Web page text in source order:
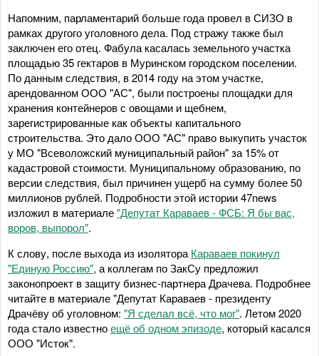
Напомним, парламентарий больше года провел в СИЗО в
рамках другого уголовного дела. Под стражу также был
заключен его отец. Фабула касалась земельного участка
площадью 35 гектаров в Муринском городском поселении.
По данным следствия, в 2014 году на этом участке,
арендованном ООО "АС", были построены площадки для
хранения контейнеров с овощами и щебнем,
зарегистрированные как объекты капитального
строительства. Это дало ООО "АС" право выкупить участок
у МО "Всеволожский муниципальный район" за 15% от
кадастровой стоимости. Муниципальному образованию, по
версии следствия, был причинен ущерб на сумму более 50
миллионов рублей. Подробности этой истории 47news
изложил в материале"Депутат Караваев - ФСБ: Я бы вас,
воров, выпорол".
К слову, после выхода из изолятора Караваев покинул
"Единую Россию", а коллегам по ЗакСу предложил
законопроект в защиту бизнес-партнера Драчева. Подробнее
читайте в материале "Депутат Караваев - президенту
Драчёву об уголовном: "Я сделал всё, что мог". Летом 2020
года стало известноещё об одном эпизоде, который касался
ООО "Исток".